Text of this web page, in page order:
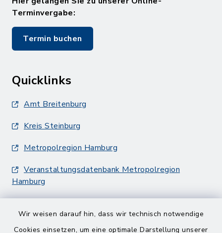
Wir weisen darauf hin, dass wir technisch notwendige
Cookies einsetzen, um eine optimale Darstellung unserer
Terminvergabe:
Termin buchen
Quicklinks
Amt Breitenburg
Kreis Steinburg
Metropolregion Hamburg
Veranstaltungsdatenbank Metropolregion
Hamburg